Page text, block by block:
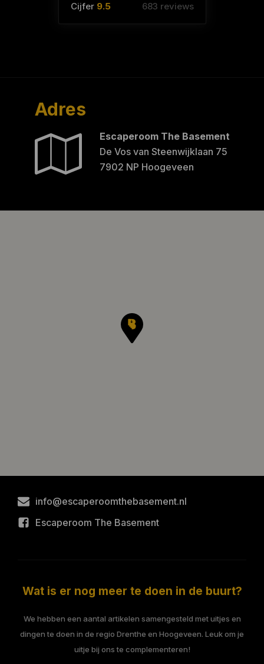
Cijfer 9.5 683 reviews
Adres
Escaperoom The Basement
De Vos van Steenwijklaan 75
7902 NP Hoogeveen
info@escaperoomthebasement.nl
Escaperoom The Basement
Wat is er nog meer te doen in de buurt?
We hebben een aantal artikelen samengesteld met uitjes en
dingen te doen in de regio Drenthe en Hoogeveen. Leuk om je
uitje bij ons te complementeren!